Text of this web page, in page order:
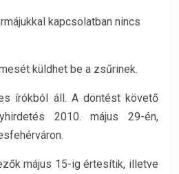
kapcsolatban nincs
küldhet be a zsűrinek.
írókból áll. A döntést követő
2010. május 29-én,
május 15-ig értesítik, illetve